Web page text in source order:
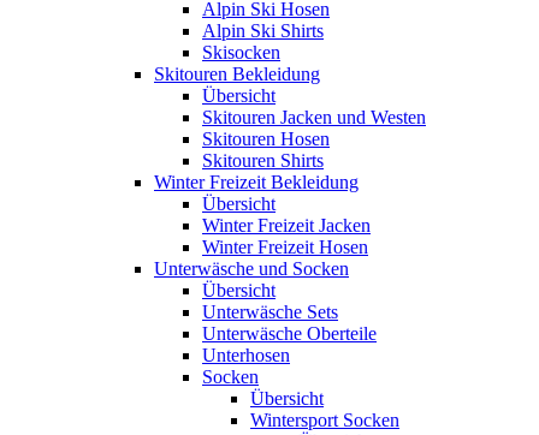
Alpin Ski Hosen
Alpin Ski Shirts
Skisocken
Skitouren Bekleidung
Übersicht
Skitouren Jacken und Westen
Skitouren Hosen
Skitouren Shirts
Winter Freizeit Bekleidung
Übersicht
Winter Freizeit Jacken
Winter Freizeit Hosen
Unterwäsche und Socken
Übersicht
Unterwäsche Sets
Unterwäsche Oberteile
Unterhosen
Socken
Übersicht
Wintersport Socken